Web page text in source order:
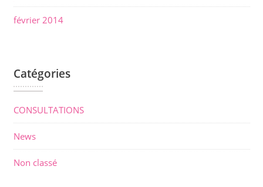
février 2014
Catégories
CONSULTATIONS
News
Non classé